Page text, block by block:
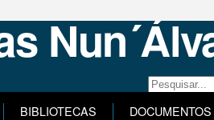
BIBLIOTECAS DOCUMENTOS